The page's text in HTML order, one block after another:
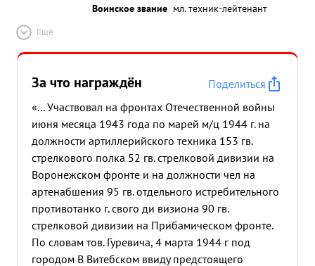
Воинское звание мл. техник-лейтенант
Ещё
За что награждён
Поделиться
«... Участвовал на фронтах Отечественной войны
июня месяца 1943 года по марей м/ц 1944 г. на
должности артиллерийского техника 153 гв.
стрелкового полка 52 гв. стрелковой дивизии на
Воронежском фронте и на должности чел на
артенабшения 95 гв. отдельного истребительного
противотанко г. свого ди визиона 90 гв.
стрелковой дивизии на Прибамическом фронте.
По словам тов. Гуревича, 4 марта 1944 г под
городом В Витебском ввиду предстоящего